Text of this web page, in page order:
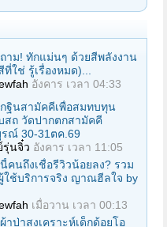
าม! ทักแม่นๆ ด้วยสีพลังงาน
ใช่ รู้เรื่องหมด)...
อังคาร เวลา 04:33
ฐินสามัคคีเพื่อสมทบทุน
สถ วัดปากตกสามัคคี
รณ์ 30-31ตค.69
รุ่นจิ๋ว อังคาร เวลา 11:05
คนถึงเชื่อรีวิวน้อยลง? รวม
ใช้บริการจริง ญาณฮีลใจ by
เมื่อวาน เวลา 00:13
าป่าสงเคราะห์เด็กด้อยโอ